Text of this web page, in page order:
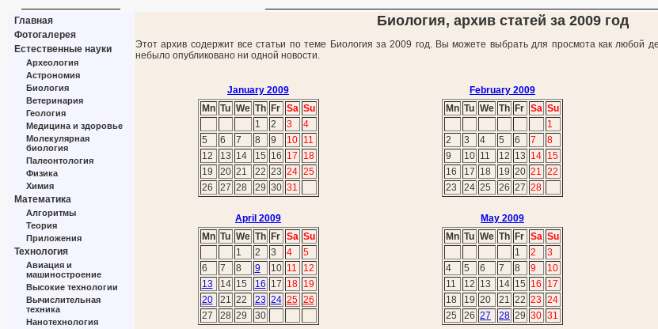
Главная
Фотогалерея
Естественные науки
Археология
Астрономия
Биология
Ветеринария
Геология
Медицина и здоровье
Молекулярная
биология
Палеонтология
Физика
Химия
Математика
Алгоритмы
Теория
Приложения
Технология
Авиация и
машиностроение
Высокие технологии
Вычислительная
техника
Нанотехнология
Биология, архив статей за 2009 год
Этот архив содержит все статьи по теме Биология за 2009 год. Вы можете выбрать для просмота как любой
небыло опубликовано ни одной новости.
January 2009
Mn Tu We Th Fr Sa Su
1
2 3
4
5
6 7 8 9 10
11
12
13 14 15 16 17
18
19
20 21 22 23 24 25
26
27 28 29 30 31
February 2009
Mn Tu We Th Fr Sa Su
1
2
3 4 5 6 7
8
9
10 11 12 13 14 15
16
17 18 19 20 21 22
23
24 25 26 27 28
April 2009
Mn Tu We Th Fr Sa Su
1
2 3 4
5
6
7 8 9 10 11
12
13
14 15 16 17 18
19
20
21 22 23 24 25 26
27
28 29 30
May 2009
Mn Tu We Th Fr Sa Su
1
2
3
4
5 6 7 8 9
10
11
12 13 14 15 16
17
18
19 20 21 22 23 24
25
26 27 28 29 30 31